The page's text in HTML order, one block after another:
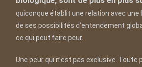
quiconque établit une relation avec une
de ses possibilités d’entendement
ce qui peut faire peur.
Une peur qui n’est pas exclusive. Toute